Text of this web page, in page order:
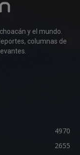
y el mundo.
columnas de
4970
2655